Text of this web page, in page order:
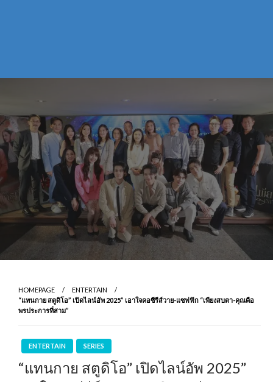
HOMEPAGE
ENTERTAIN
“แทนกาย สตูดิโอ” เปิดไลน์อัพ 2025” เอาใจคอซีรีส์วาย-แซฟฟิก “เพียงสบตา-คุณคือ
พรประการที่สาม”
ENTERTAIN SERIES
“แทนกาย สตูดิโอ” เปิดไลน์อัพ 2025”